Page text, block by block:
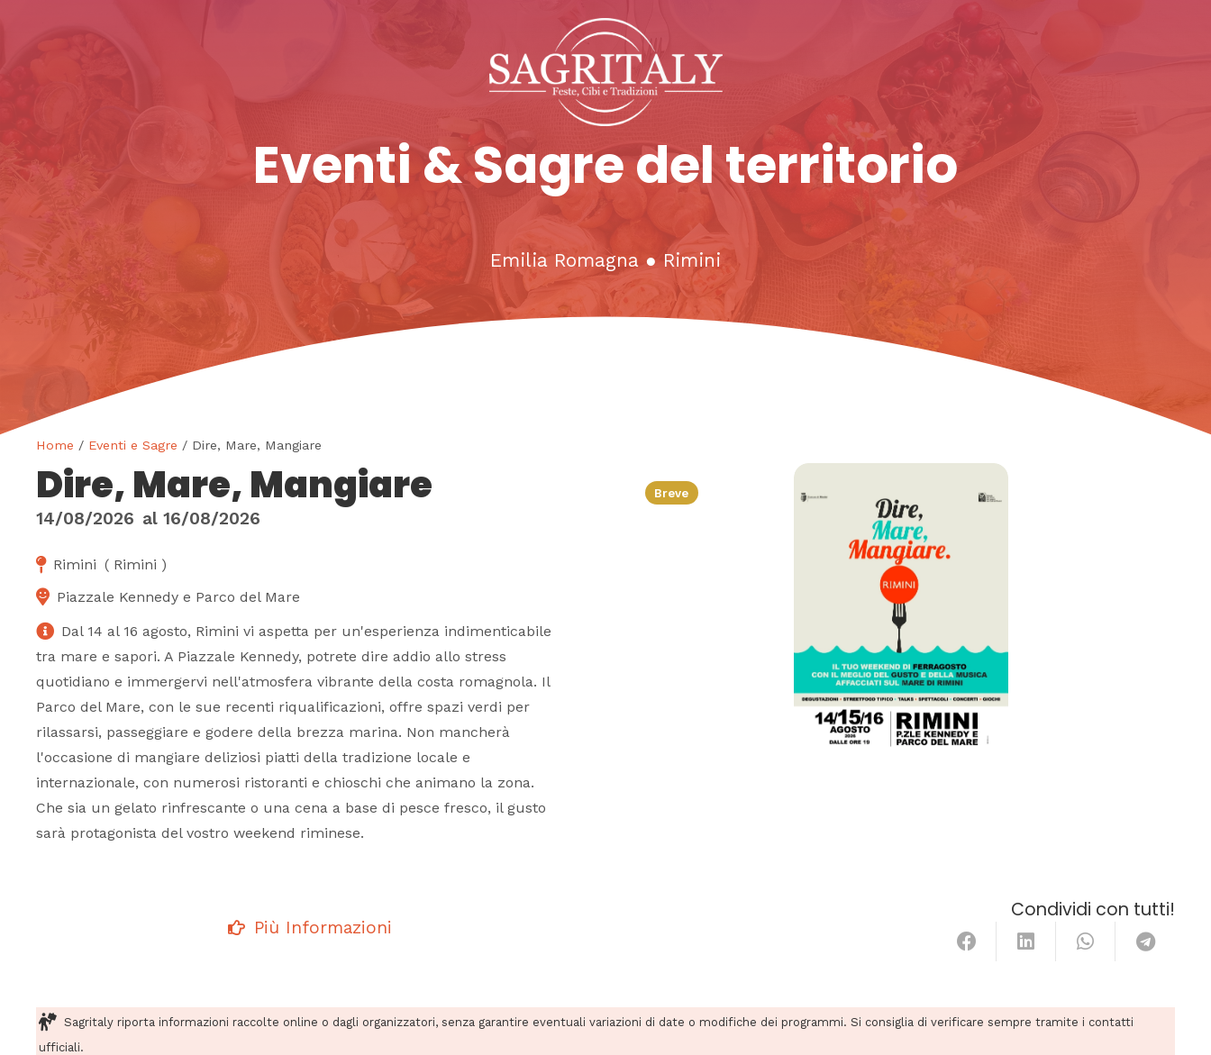
Eventi & Sagre del territorio
Emilia Romagna ● Rimini
Home / Eventi e Sagre / Dire, Mare, Mangiare
Dire, Mare, Mangiare
14/08/2026 al 16/08/2026
Rimini ( Rimini )
Piazzale Kennedy e Parco del Mare
Dal 14 al 16 agosto, Rimini vi aspetta per un'esperienza indimenticabile
tra mare e sapori. A Piazzale Kennedy, potrete dire addio allo stress
quotidiano e immergervi nell'atmosfera vibrante della costa romagnola. Il
Parco del Mare, con le sue recenti riqualificazioni, offre spazi verdi per
rilassarsi, passeggiare e godere della brezza marina. Non mancherà
l'occasione di mangiare deliziosi piatti della tradizione locale e
internazionale, con numerosi ristoranti e chioschi che animano la zona.
Che sia un gelato rinfrescante o una cena a base di pesce fresco, il gusto
sarà protagonista del vostro weekend riminese.
Breve
Più Informazioni
Condividi con tutti!
Sagritaly riporta informazioni raccolte online o dagli organizzatori, senza garantire eventuali variazioni di date o modifiche dei programmi. Si consiglia di verificare sempre tramite i contatti
ufficiali.